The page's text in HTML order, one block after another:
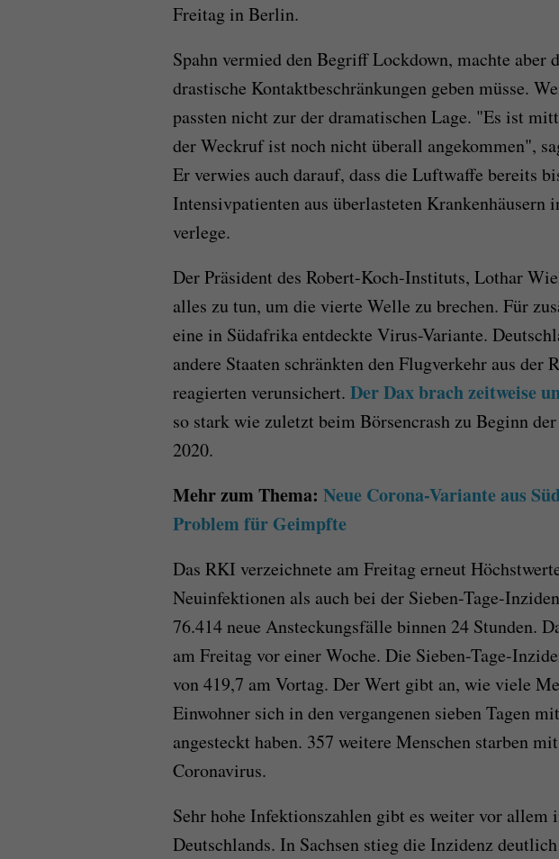
Freitag in Berlin.
Spahn vermied den Begriff Lockdown, machte aber
drastische Kontaktbeschränkungen geben müsse.
passten nicht zur der dramatischen Lage. "Es ist
der Weckruf ist noch nicht überall angekommen",
Er verwies auch darauf, dass die Luftwaffe bereits
Intensivpatienten aus überlasteten Krankenhäusern
verlege.
Der Präsident des Robert-Koch-Instituts, Lothar
alles zu tun, um die vierte Welle zu brechen. Für
eine in Südafrika entdeckte Virus-Variante.
andere Staaten schränkten den Flugverkehr aus der
reagierten verunsichert. Der Dax brach zeitweise
so stark wie zuletzt beim Börsencrash zu Beginn
2020.
Mehr zum Thema: Neue Corona-Variante aus
Problem für Geimpfte
Das RKI verzeichnete am Freitag erneut
Neuinfektionen als auch bei der Sieben-Tage-
76.414 neue Ansteckungsfälle binnen 24 Stunden.
am Freitag vor einer Woche. Die Sieben-Tage-
von 419,7 am Vortag. Der Wert gibt an, wie viele
Einwohner sich in den vergangenen sieben Tagen
angesteckt haben. 357 weitere Menschen starben
Coronavirus.
Sehr hohe Infektionszahlen gibt es weiter vor allem
Deutschlands. In Sachsen stieg die Inzidenz